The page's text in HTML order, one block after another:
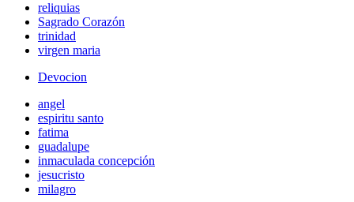
reliquias
Sagrado Corazón
trinidad
virgen maria
Devocion
angel
espiritu santo
fatima
guadalupe
inmaculada concepción
jesucristo
milagro